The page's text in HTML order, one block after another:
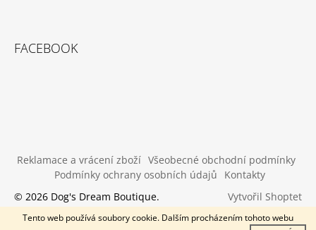
Tento web používá soubory cookie. Dalším procházením tohoto webu
FACEBOOK
Reklamace a vrácení zboží Všeobecné obchodní podmínky
Podmínky ochrany osobních údajů
Kontakty
Vytvořil Shoptet
© 2026 Dog's Dream Boutique.
Všechna práva vyhrazena.